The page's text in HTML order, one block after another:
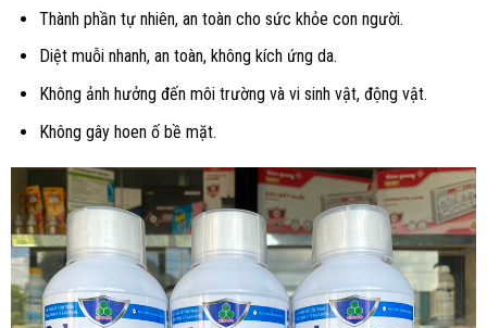
Thành phần tự nhiên, an toàn cho sức khỏe con người.
Diệt muỗi nhanh, an toàn, không kích ứng da.
Không ảnh hưởng đến môi trường và vi sinh vật, động vật.
Không gây hoen ố bề mặt.